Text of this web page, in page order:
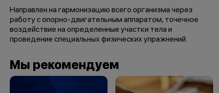
Направлен на гармонизацию всего организма через
работу с опорно-двигательным аппаратом, точечное
воздействие на определенные участки тела и
проведение специальных физических упражнений.
Мы рекомендуем